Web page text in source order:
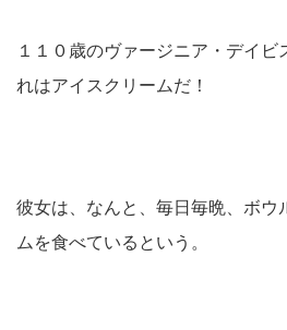
１１０歳のヴァージニア・デイビ
れはアイスクリームだ！
彼女は、なんと、毎日毎晩、ボウ
ムを食べているという。